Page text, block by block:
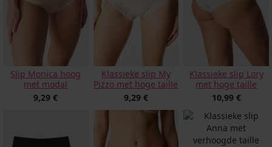
Slip Monica hoog
met modal
9,29 €
Klassieke slip My
Pizzo met hoge taille
9,29 €
Klassieke slip Lory
met hoge taille
10,99 €